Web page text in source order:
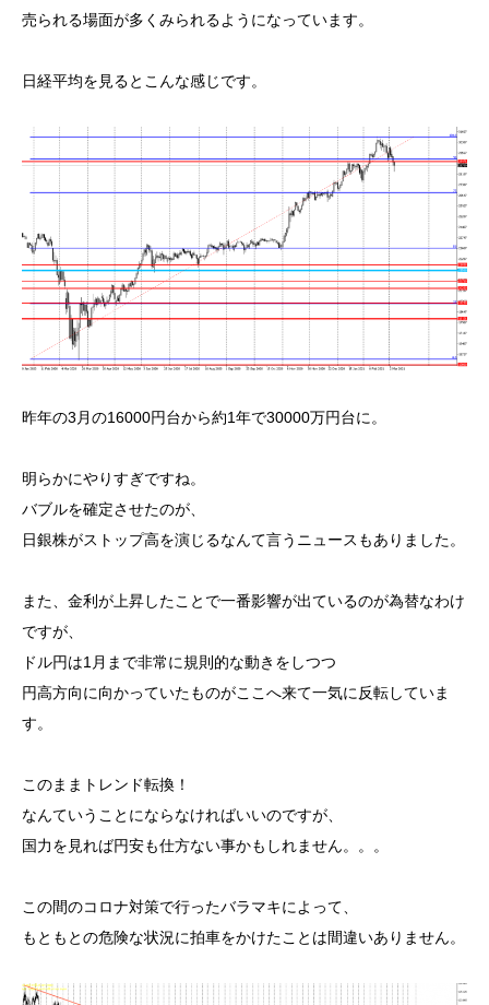
売られる場面が多くみられるようになっています。
日経平均を見るとこんな感じです。
昨年の3月の16000円台から約1年で30000万円台に。
明らかにやりすぎですね。
バブルを確定させたのが、
日銀株がストップ高を演じるなんて言うニュースもありました。
また、金利が上昇したことで一番影響が出ているのが為替なわけ
ですが、
ドル円は1月まで非常に規則的な動きをしつつ
円高方向に向かっていたものがここへ来て一気に反転していま
す。
このままトレンド転換！
なんていうことにならなければいいのですが、
国力を見れば円安も仕方ない事かもしれません。。。
この間のコロナ対策で行ったバラマキによって、
もともとの危険な状況に拍車をかけたことは間違いありません。